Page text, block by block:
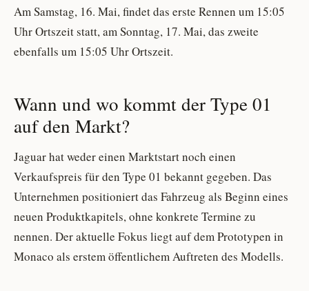
Am Samstag, 16. Mai, findet das erste Rennen um 15:05
Uhr Ortszeit statt, am Sonntag, 17. Mai, das zweite
ebenfalls um 15:05 Uhr Ortszeit.
Wann und wo kommt der Type 01
auf den Markt?
Jaguar hat weder einen Marktstart noch einen
Verkaufspreis für den Type 01 bekannt gegeben. Das
Unternehmen positioniert das Fahrzeug als Beginn eines
neuen Produktkapitels, ohne konkrete Termine zu
nennen. Der aktuelle Fokus liegt auf dem Prototypen in
Monaco als erstem öffentlichem Auftreten des Modells.